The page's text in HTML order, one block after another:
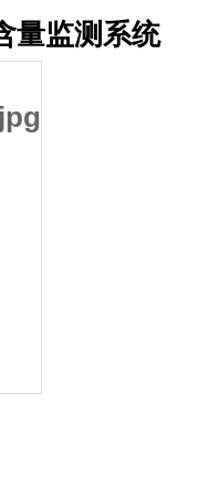
量监测系统